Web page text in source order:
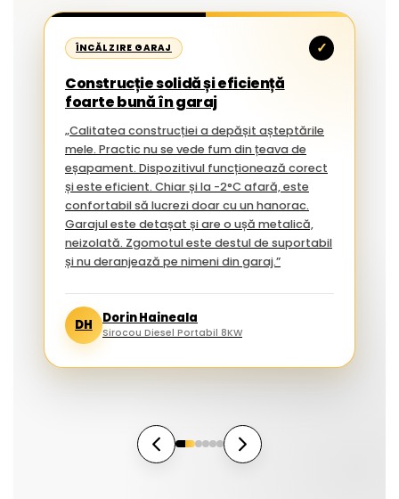
ÎNCĂLZIRE GARAJ ✓
Construcție solidă și eficiență
foarte bună în garaj
„Calitatea construcției a depășit așteptările
mele. Practic nu se vede fum din țeava de
eșapament. Dispozitivul funcționează corect
și este eficient. Chiar și la -2°C afară, este
confortabil să lucrezi doar cu un hanorac.
Garajul este detașat și are o ușă metalică,
neizolată. Zgomotul este destul de suportabil
și nu deranjează pe nimeni din garaj.”
DH Dorin Haineala
Sirocou Diesel Portabil 8KW